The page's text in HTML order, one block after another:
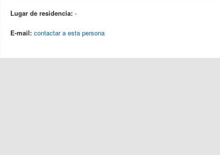
Lugar de residencia: -
E-mail: contactar a esta persona